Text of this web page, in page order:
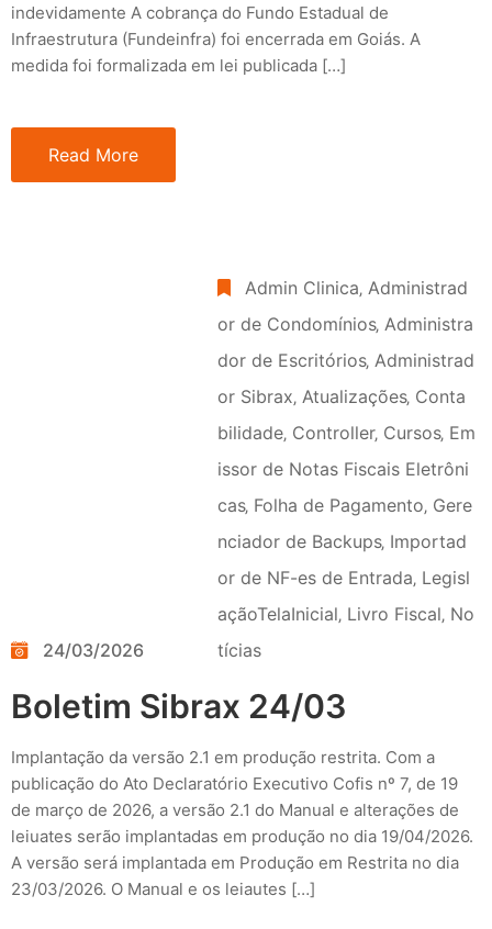
indevidamente A cobrança do Fundo Estadual de
Infraestrutura (Fundeinfra) foi encerrada em Goiás. A
medida foi formalizada em lei publicada […]
Read More
24/03/2026
Admin Clinica‚ Administrad
or de Condomínios‚ Administra
dor de Escritórios‚ Administrad
or Sibrax‚ Atualizações‚ Conta
bilidade‚ Controller‚ Cursos‚ Em
issor de Notas Fiscais Eletrôni
cas‚ Folha de Pagamento‚ Gere
nciador de Backups‚ Importad
or de NF-es de Entrada‚ Legisl
açãoTelaInicial‚ Livro Fiscal‚ No
tícias
Boletim Sibrax 24/03
Implantação da versão 2.1 em produção restrita. Com a
publicação do Ato Declaratório Executivo Cofis nº 7, de 19
de março de 2026, a versão 2.1 do Manual e alterações de
leiuates serão implantadas em produção no dia 19/04/2026.
A versão será implantada em Produção em Restrita no dia
23/03/2026. O Manual e os leiautes […]